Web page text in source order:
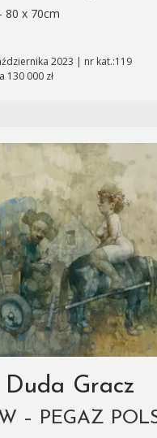
80 x 70cm
2023 | nr kat.:119
130 000 zł
Duda Gracz
– PEGAZ